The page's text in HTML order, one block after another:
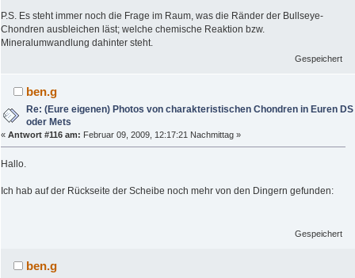
P.S. Es steht immer noch die Frage im Raum, was die Ränder der Bullseye-
Chondren ausbleichen läst; welche chemische Reaktion bzw.
Mineralumwandlung dahinter steht.
Gespeichert
ben.g
Re: (Eure eigenen) Photos von charakteristischen Chondren in Euren DS
oder Mets
« Antwort #116 am: Februar 09, 2009, 12:17:21 Nachmittag »
Hallo.
Ich hab auf der Rückseite der Scheibe noch mehr von den Dingern gefunden:
Gespeichert
ben.g